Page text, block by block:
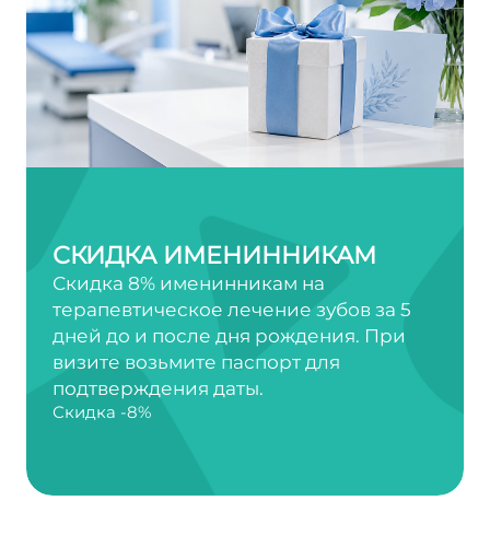
СКИДКА ИМЕНИННИКАМ
Скидка 8% именинникам на
терапевтическое лечение зубов за 5
дней до и после дня рождения. При
визите возьмите паспорт для
подтверждения даты.
Скидка -8%